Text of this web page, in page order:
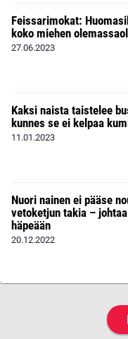
Feissarimokat:
koko miehen
27.06.2023
Kaksi naista taistelee
kunnes se ei kelpaa
11.01.2023
Nuori nainen ei pääse
vetoketjun takia –
häpeään
20.12.2022